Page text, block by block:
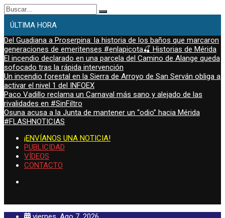
Buscar:
ÚLTIMA HORA
Del Guadiana a Proserpina: la historia de los baños que marcaron
generaciones de emeritenses #enlapicota🍒 Historias de Mérida
El incendio declarado en una parcela del Camino de Alange queda
sofocado tras la rápida intervención
Un incendio forestal en la Sierra de Arroyo de San Serván obliga a
activar el nivel 1 del INFOEX
Paco Vadillo reclama un Carnaval más sano y alejado de las
rivalidades en #SinFiltro
Osuna acusa a la Junta de mantener un “odio” hacia Mérida
#FLASHNOTICIAS
¡ENVÍANOS UNA NOTICIA!
PUBLICIDAD
VÍDEOS
CONTACTO